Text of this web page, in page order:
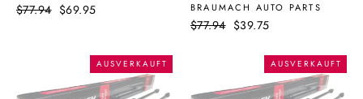
Normaler
$77.94 Sonderpreis
$69.95 BRAUMACH AUTO PARTS
Normaler
$77.94 Sonderpreis
$39.75
AUSVERKAUFT AUSVERKAUFT